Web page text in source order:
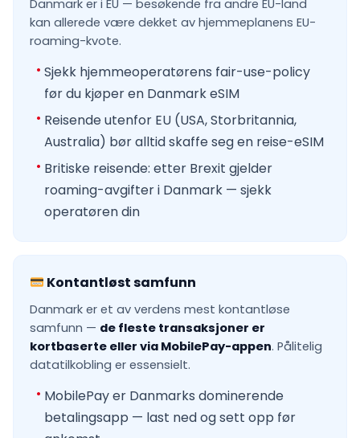
Danmark er i EU — besøkende fra andre EU-land
kan allerede være dekket av hjemmeplanens EU-
roaming-kvote.
Sjekk hjemmeoperatørens fair-use-policy
før du kjøper en Danmark eSIM
Reisende utenfor EU (USA, Storbritannia,
Australia) bør alltid skaffe seg en reise-eSIM
Britiske reisende: etter Brexit gjelder
roaming-avgifter i Danmark — sjekk
operatøren din
Kontantløst samfunn
Danmark er et av verdens mest kontantløse
samfunn — de fleste transaksjoner er
kortbaserte eller via MobilePay-appen. Pålitelig
datatilkobling er essensielt.
MobilePay er Danmarks dominerende
betalingsapp — last ned og sett opp før